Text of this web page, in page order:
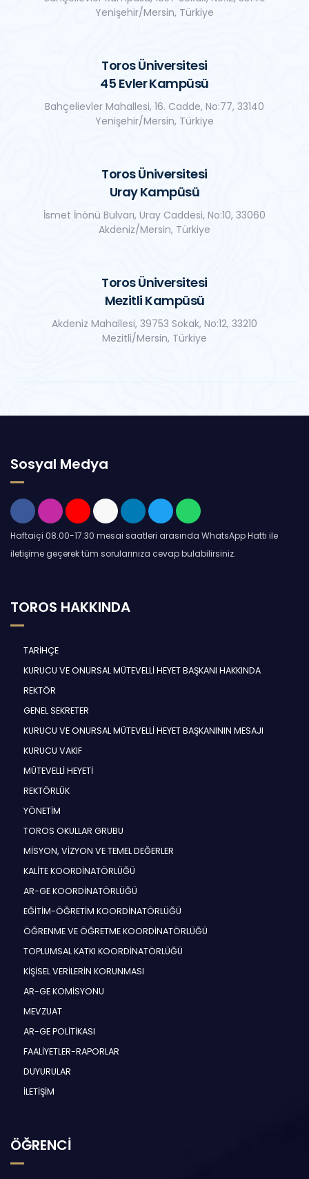
Yenişehir/Mersin, Türkiye
Toros Üniversitesi
45 Evler Kampüsü
Bahçelievler Mahallesi, 16. Cadde, No:77, 33140
Yenişehir/Mersin, Türkiye
Toros Üniversitesi
Uray Kampüsü
İsmet İnönü Bulvarı, Uray Caddesi, No:10, 33060
Akdeniz/Mersin, Türkiye
Toros Üniversitesi
Mezitli Kampüsü
Akdeniz Mahallesi, 39753 Sokak, No:12, 33210
Mezitli/Mersin, Türkiye
Sosyal Medya
Haftaiçi 08.00-17.30 mesai saatleri arasında WhatsApp Hattı ile
iletişime geçerek tüm sorularınıza cevap bulabilirsiniz.
TOROS HAKKINDA
TARİHÇE
KURUCU VE ONURSAL MÜTEVELLİ HEYET BAŞKANI HAKKINDA
REKTÖR
GENEL SEKRETER
KURUCU VE ONURSAL MÜTEVELLİ HEYET BAŞKANININ MESAJI
KURUCU VAKIF
MÜTEVELLİ HEYETİ
REKTÖRLÜK
YÖNETİM
TOROS OKULLAR GRUBU
MİSYON, VİZYON VE TEMEL DEĞERLER
KALİTE KOORDİNATÖRLÜĞÜ
AR-GE KOORDİNATÖRLÜĞÜ
EĞİTİM-ÖĞRETİM KOORDİNATÖRLÜĞÜ
ÖĞRENME VE ÖĞRETME KOORDİNATÖRLÜĞÜ
TOPLUMSAL KATKI KOORDİNATÖRLÜĞÜ
KİŞİSEL VERİLERİN KORUNMASI
AR-GE KOMİSYONU
MEVZUAT
AR-GE POLİTİKASI
FAALİYETLER-RAPORLAR
DUYURULAR
İLETİŞİM
ÖĞRENCİ